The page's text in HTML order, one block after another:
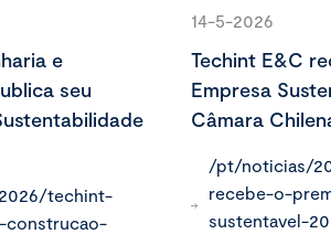
e
seu
techint-
construcao-
14-5-2026
Techint E&C
Empresa
Câmara
/pt/noticias/
recebe-o-
sustentavel-